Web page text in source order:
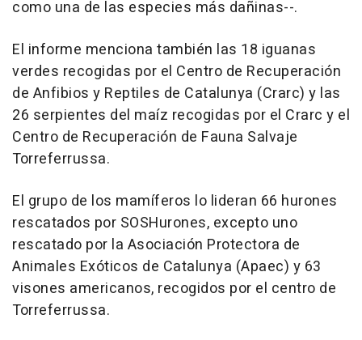
como una de las especies más dañinas--.
El informe menciona también las 18 iguanas
verdes recogidas por el Centro de Recuperación
de Anfibios y Reptiles de Catalunya (Crarc) y las
26 serpientes del maíz recogidas por el Crarc y el
Centro de Recuperación de Fauna Salvaje
Torreferrussa.
El grupo de los mamíferos lo lideran 66 hurones
rescatados por SOSHurones, excepto uno
rescatado por la Asociación Protectora de
Animales Exóticos de Catalunya (Apaec) y 63
visones americanos, recogidos por el centro de
Torreferrussa.